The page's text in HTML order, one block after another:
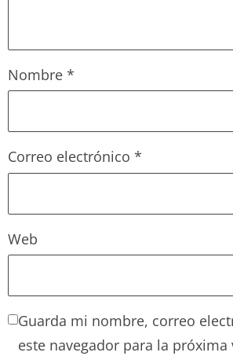
Nombre *
Correo electrónico *
Web
Guarda mi nombre, correo
este navegador para la próxima